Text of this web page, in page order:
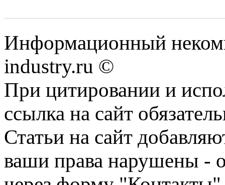
Информационный
industry.ru ©
При цитировании и
ссылка на сайт
Статьи на сайт
ваши права нарушены -